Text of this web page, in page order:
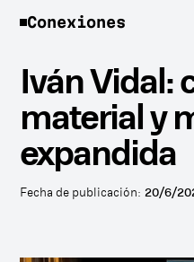
Conexiones
Iván Vidal:
material y
expandida
Fecha de publicación: 20/6/